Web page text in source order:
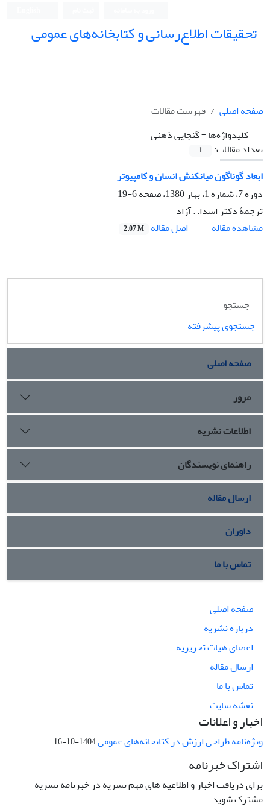
تحقیقات اطلاع‌رسانی و کتابخانه‌های عمومی
صفحه اصلی
فهرست مقالات
کلیدواژه‌ها =گنجایی ذهنی
تعداد مقالات:
1
ابعاد گوناگون میانکنش انسان و کامپیوتر
دوره 7، شماره 1، بهار 1380، صفحه
6-19
ترجمۀ دکتر اسدا. . آزاد
مشاهده مقاله
اصل مقاله 2.07 M
جستجوی پیشرفته
صفحه اصلی
مرور
اطلاعات نشریه
راهنمای نویسندگان
ارسال مقاله
داوران
تماس با ما
صفحه اصلی
درباره نشریه
اعضای هیات تحریریه
ارسال مقاله
تماس با ما
نقشه سایت
اخبار و اعلانات
ویژه‌نامه طراحی ارزش در کتابخانه‌های عمومی1404-10-16
اشتراک خبرنامه
برای دریافت اخبار و اطلاعیه های مهم نشریه در خبرنامه نشریه
مشترک شوید.